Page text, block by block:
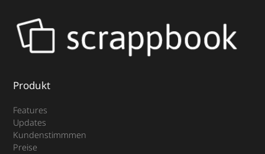
Produkt
Features
Updates
Kundenstimmmen
Preise